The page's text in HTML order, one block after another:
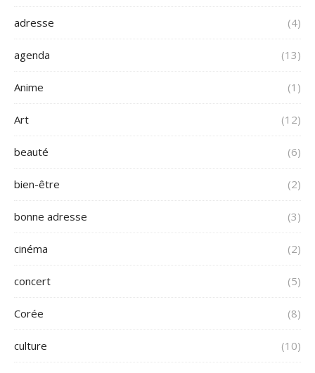
adresse (4)
agenda (13)
Anime (1)
Art (12)
beauté (6)
bien-être (2)
bonne adresse (3)
cinéma (2)
concert (5)
Corée (8)
culture (10)